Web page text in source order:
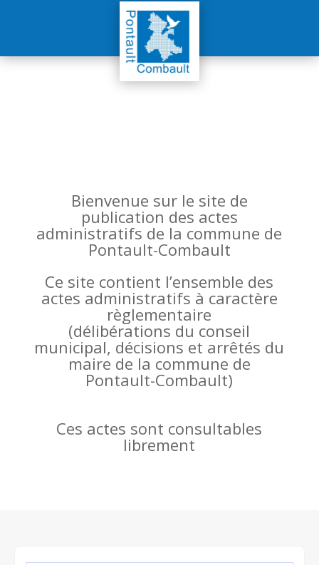
Bienvenue sur le site de
publication des actes
administratifs de la commune de
Pontault-Combault
Ce site contient l’ensemble des
actes administratifs à caractère
règlementaire
(délibérations du conseil
municipal, décisions et arrêtés du
maire de la commune de
Pontault-Combault)
Ces actes sont consultables
librement